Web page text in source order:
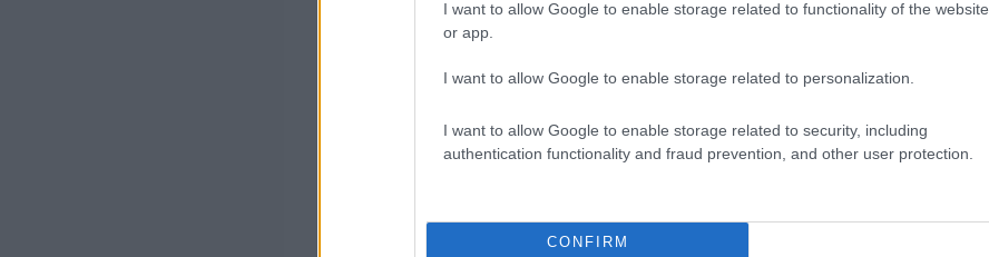
I want to allow Google to enable storage related to functionality of the website
or app.
I want to allow Google to enable storage related to personalization.
I want to allow Google to enable storage related to security, including
authentication functionality and fraud prevention, and other user protection.
CONFIRM